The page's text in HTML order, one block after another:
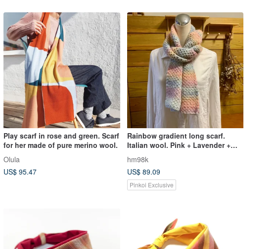
Play scarf in rose and green. Scarf
for her made of pure merino wool.
Olula
US$ 95.47
Rainbow gradient long scarf.
Italian wool. Pink + Lavender +
Baby Blue + Pale Yellow
hm98k
US$ 89.09
Pinkoi Exclusive